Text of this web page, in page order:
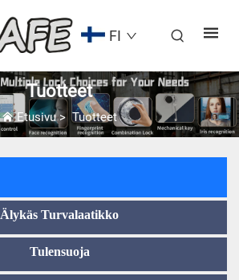
FI
Tuotteet
Etusivu>Tuotteet
Älykäs Turvalaatikko
Tulensuoja